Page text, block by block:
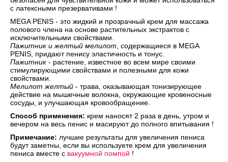
с латексными презервативами !
MEGA PENIS - это жидкий и прозрачный крем для массажа
полового члена на основе растительных экстрактов с
исключительными свойствами.
Пажитник и желтый мелилот, содержащиеся в MEGA
PENIS, придают пенису эластичность и тонус.
Пажитник - растение, известное во всем мире своими
стимулирующими свойствами и полезными для кожи
свойствами.
Мелилот желтый - трава, оказывающая тонизирующее
действие на мышечные волокна, окружающие кровеносные
сосуды, и улучшающая кровообращение.
Способ применения: крем наносят 2 раза в день, утром и
вечером на весь пенис и масируют до полного впитывания !
Примечание: лучшие результаты для увеличения пениса
будут заметны, если вы используете крем для увеличения
пениса вместе с вакуумной помпой !